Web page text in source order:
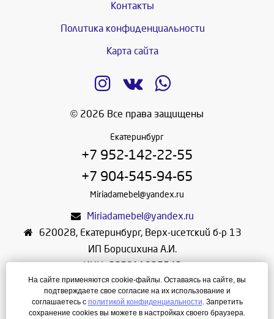
Контакты
Политика конфиденциальности
Карта сайта
© 2026 Все права защищены
Екатеринбург
+7 952-142-22-55
+7 904-545-94-65
Miriadamebel@yandex.ru
Miriadamebel@yandex.ru
620028, Екатеринбург, Верх-исетский б-р 13
ИП Борисихина А.И.
ИНН: 665811825542
ОГРНИП: 312665804600057
Режим работы: Ежедневно с 10-30 до 19-30
На сайте применяются cookie-файлы. Оставаясь на сайте, вы
подтверждаете свое согласие на их использование и
соглашаетесь с политикой конфиденциальности. Запретить
сохранение cookies вы можете в настройках своего браузера.